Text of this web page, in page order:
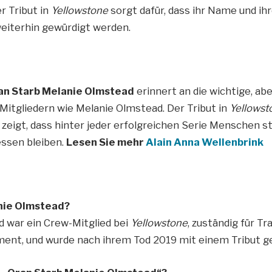
Tribut in Yellowstonesorgt dafür, dass ihr Name und
gewürdigt werden.
Starb Melanie Olmstead erinnert an die wichtige,
wie Melanie Olmstead. Der Tribut in
dass hinter jeder erfolgreichen Serie Menschen
bleiben. Lesen Sie mehr Alain Anna Wellenbrink
Olmstead?
war ein Crew-Mitglied bei Yellowstone, zuständig für
und wurde nach ihrem Tod 2019 mit einem Tribut